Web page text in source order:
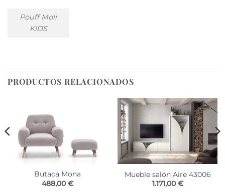
Pouff Moli
KIDS
PRODUCTOS RELACIONADOS
Butaca Mona
488,00€
Mueble salón Aire 43006
1.171,00€